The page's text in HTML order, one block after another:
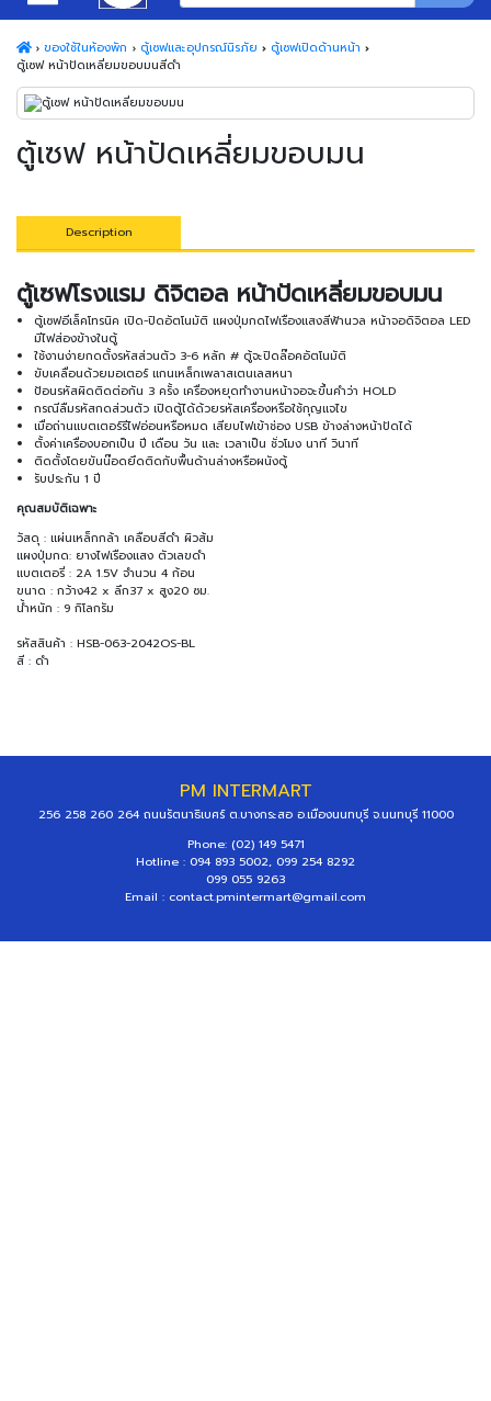
ของใช้ในห้องพัก ตู้เซฟและอุปกรณ์นิรภัย
ตู้เซฟเปิดด้านหน้า
ตู้เซฟ หน้าปัดเหลี่ยมขอบมนสีดำ
ตู้เซฟ หน้าปัดเหลี่ยมขอบมน
Description
ตู้เซฟโรงแรม ดิจิตอล หน้าปัดเหลี่ยมขอบมน
ตู้เซฟอีเล็คโทรนิค เปิด-ปิดอัตโนมัติ แผงปุ่มกดไฟเรืองแสงสีฟ้านวล หน้าจอดิจิตอล LED
มีไฟส่องข้างในตู้
ใช้งานง่ายกดตั้งรหัสส่วนตัว 3-6 หลัก # ตู้จะปิดล๊อคอัตโนมัติ
ขับเคลื่อนด้วยมอเตอร์ แกนเหล็กเพลาสเตนเลสหนา
ป้อนรหัสผิดติดต่อกัน 3 ครั้ง เครื่องหยุดทำงานหน้าจอจะขึ้นคำว่า HOLD
กรณีลืมรหัสกดส่วนตัว เปิดตู้ได้ด้วยรหัสเครื่องหรือใช้กุญแจไข
เมื่อถ่านแบตเตอร์รีไฟอ่อนหรือหมด เสียบไฟเข้าช่อง USB ข้างล่างหน้าปัดได้
ตั้งค่าเครื่องบอกเป็น ปี เดือน วัน และ เวลาเป็น ชั่วโมง นาที วินาที
ติดตั้งโดยขันน๊อดยึดติดกับพื้นด้านล่างหรือผนังตู้
รับประกัน 1 ปี
คุณสมบัติเฉพาะ
วัสดุ : แผ่นเหล็กกล้า เคลือบสีดำ ผิวส้ม
แผงปุ่มกด: ยางไฟเรืองแสง ตัวเลขดำ
แบตเตอรี่ : 2A 1.5V จำนวน 4 ก้อน
ขนาด : กว้าง42 x ลึก37 x สูง20 ซม.
น้ำหนัก : 9 กิโลกรัม
รหัสสินค้า : HSB-063-2042OS-BL
สี : ดำ
PM INTERMART
256 258 260 264 ถนนรัตนาธิเบศร์ ต.บางกระสอ อ.เมืองนนทบุรี จ.นนทบุรี 11000
Phone: (02) 149 5471
Hotline : 094 893 5002, 099 254 8292
099 055 9263
Email : contact.pmintermart@gmail.com